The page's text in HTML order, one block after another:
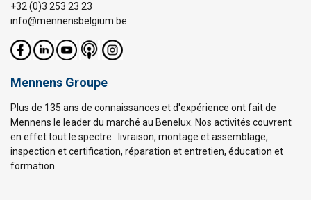
+32 (0)3 253 23 23
info@mennensbelgium.be
Mennens Groupe
Plus de 135 ans de connaissances et d'expérience ont fait de
Mennens le leader du marché au Benelux. Nos activités couvrent
en effet tout le spectre : livraison, montage et assemblage,
inspection et certification, réparation et entretien, éducation et
formation.